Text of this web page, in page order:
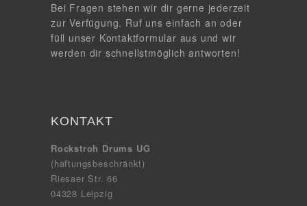
Bei Fragen stehen wir dir gerne jederzeit
zur Verfügung. Ruf uns einfach an oder
füll unser Kontaktformular aus und wir
werden dir schnellstmöglich antworten!
KONTAKT
Rockstroh Drums UG
(haftungsbeschränkt)
Riesaer Str. 66
04328 Leipzig